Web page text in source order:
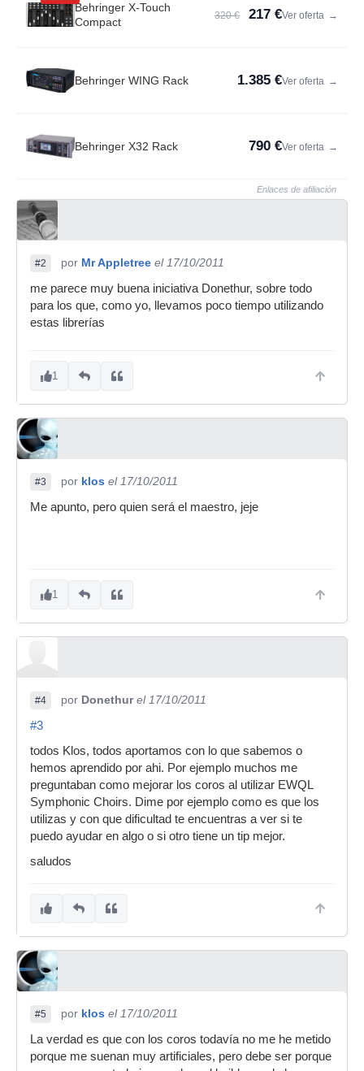
Behringer X-Touch
Compact
320 € 217 €Ver oferta →
Behringer WING Rack 1.385 €Ver oferta →
Behringer X32 Rack 790 €Ver oferta →
Enlaces de afiliación
#2 por Mr Appletree el 17/10/2011
me parece muy buena iniciativa Donethur, sobre todo
para los que, como yo, llevamos poco tiempo utilizando
estas librerías
1
#3 por klos el 17/10/2011
Me apunto, pero quien será el maestro, jeje
1
#4 por Donethur el 17/10/2011
#3
todos Klos, todos aportamos con lo que sabemos o
hemos aprendido por ahi. Por ejemplo muchos me
preguntaban como mejorar los coros al utilizar EWQL
Symphonic Choirs. Dime por ejemplo como es que los
utilizas y con que dificultad te encuentras a ver si te
puedo ayudar en algo o si otro tiene un tip mejor.
saludos
#5 por klos el 17/10/2011
La verdad es que con los coros todavía no me he metido
porque me suenan muy artificiales, pero debe ser porque